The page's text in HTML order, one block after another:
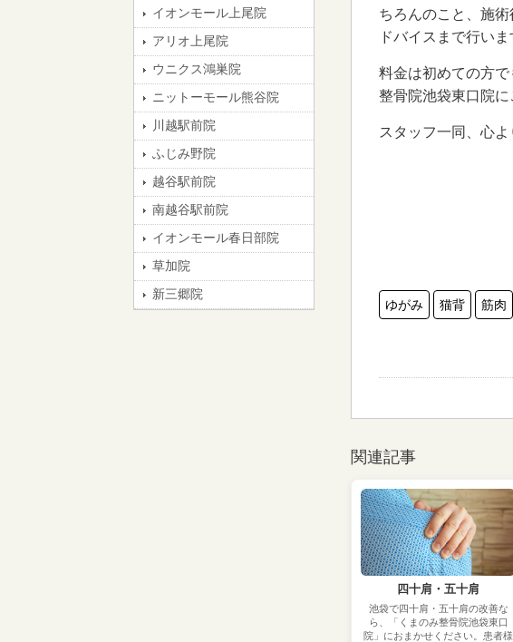
ちろんのこと、施
ドバイスまで行いま
料金は初めての方
整骨院池袋東口院に
スタッフ一同、心よ
ゆがみ 猫背 筋肉
関連記事
四十肩・五十肩
池袋で四十肩・五十肩の改善な
ら、「くまのみ整骨院池袋東口
院」におまかせください。患者様
イオンモール上尾院
アリオ上尾院
ウニクス鴻巣院
ニットーモール熊谷院
川越駅前院
ふじみ野院
越谷駅前院
南越谷駅前院
イオンモール春日部院
草加院
新三郷院